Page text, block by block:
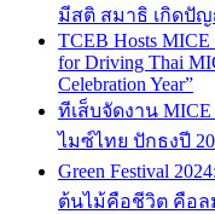
มีสติ สมาธิ เกิดปั
TCEB Hosts MICE
for Driving Thai
Celebration Year”
ทีเส็บจัดงาน
ไมซ์ไทย ปักธงปี
Green Festival
ต้นไม้คือชีวิต คือล